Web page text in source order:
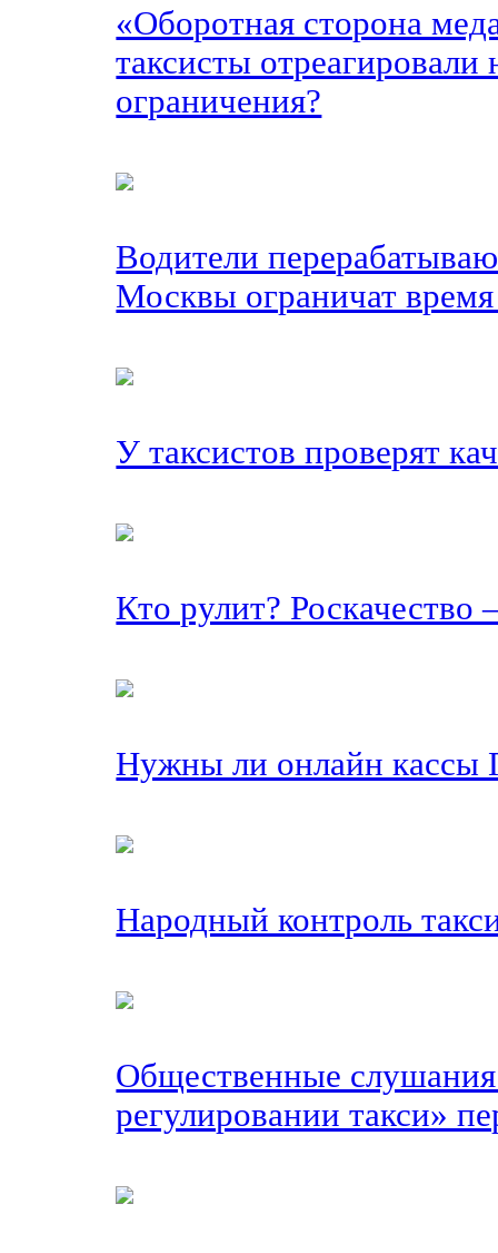
«Оборотная сторона
таксисты
ограничения?
Водители
Москвы ограничат
У таксистов проверят
Кто рулит? Роскачество
Нужны ли онлайн кассы
Народный контроль
Общественные
регулировании такси»